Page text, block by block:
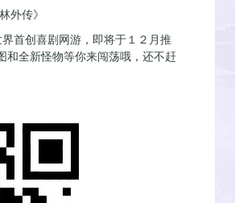
外传》
首创喜剧网游，即将于１２月推
和全新怪物等你来闯荡哦，还不赶